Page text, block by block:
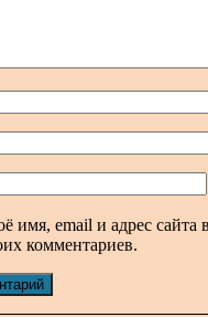
имя, email и адрес сайта
комментариев.